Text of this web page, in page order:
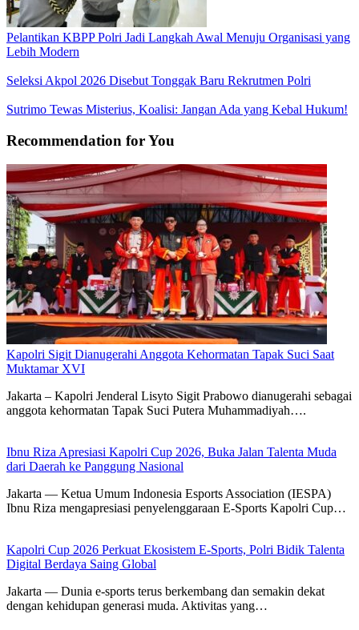
Pelantikan KBPP Polri Jadi Langkah Awal Menuju Organisasi yang
Lebih Modern
Seleksi Akpol 2026 Disebut Tonggak Baru Rekrutmen Polri
Sutrimo Tewas Misterius, Koalisi: Jangan Ada yang Kebal Hukum!
Recommendation for You
Kapolri Sigit Dianugerahi Anggota Kehormatan Tapak Suci Saat
Muktamar XVI
Jakarta – Kapolri Jenderal Lisyto Sigit Prabowo dianugerahi sebagai
anggota kehormatan Tapak Suci Putera Muhammadiyah….
Ibnu Riza Apresiasi Kapolri Cup 2026, Buka Jalan Talenta Muda
dari Daerah ke Panggung Nasional
Jakarta — Ketua Umum Indonesia Esports Association (IESPA)
Ibnu Riza mengapresiasi penyelenggaraan E-Sports Kapolri Cup…
Kapolri Cup 2026 Perkuat Ekosistem E-Sports, Polri Bidik Talenta
Digital Berdaya Saing Global
Jakarta — Dunia e-sports terus berkembang dan semakin dekat
dengan kehidupan generasi muda. Aktivitas yang…